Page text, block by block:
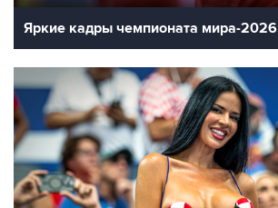
Яркие кадры чемпионата мира-2026